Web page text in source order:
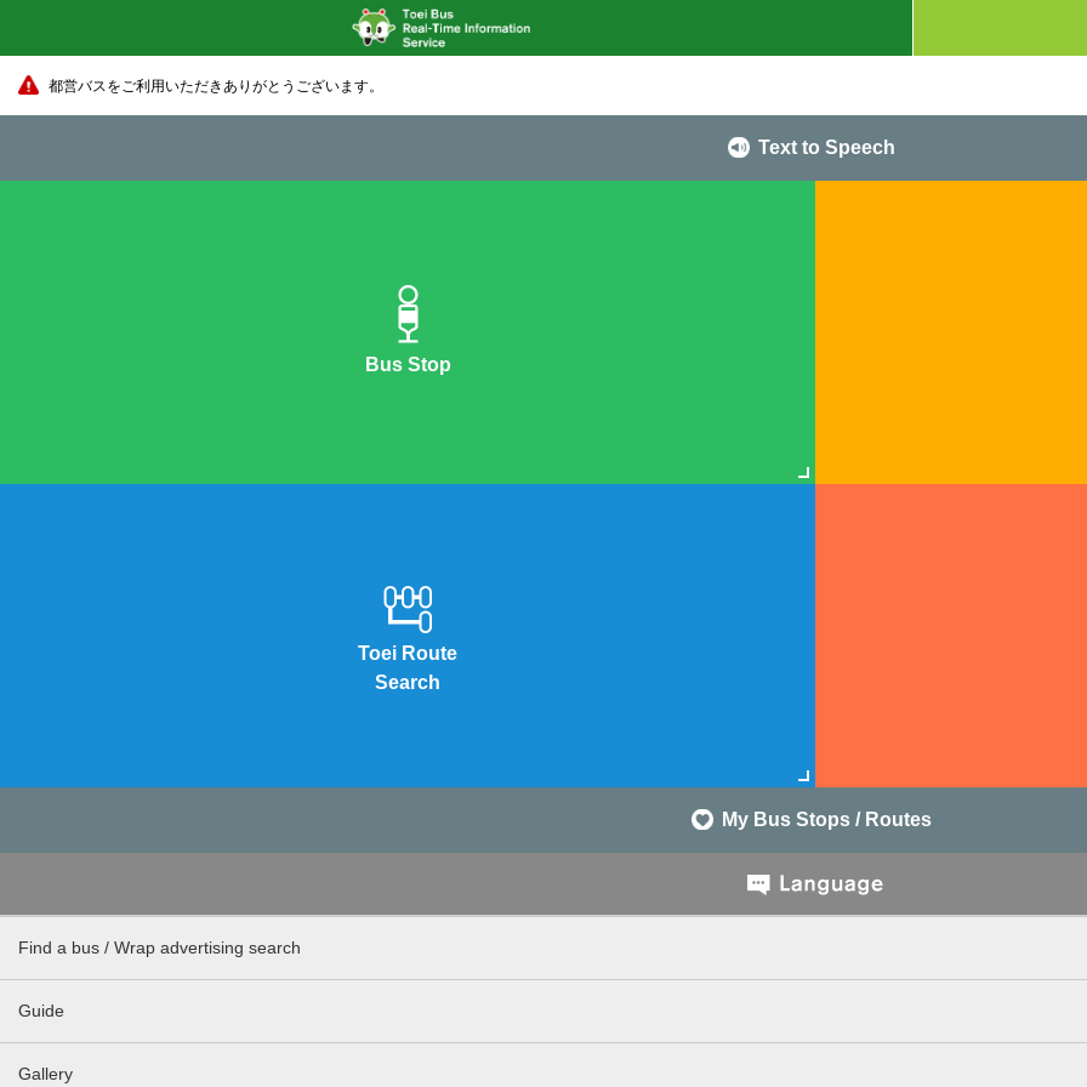
都営バスをご利用いただきありがとうございます。
Text to Speech
Bus Stop
Toei Route
Search
My Bus Stops / Routes
Find a bus / Wrap advertising search
Guide
Gallery